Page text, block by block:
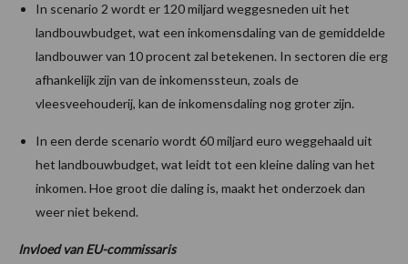
In scenario 2 wordt er 120 miljard weggesneden uit het
landbouwbudget, wat een inkomensdaling van de gemiddelde
landbouwer van 10 procent zal betekenen. In sectoren die erg
afhankelijk zijn van de inkomenssteun, zoals de
vleesveehouderij, kan de inkomensdaling nog groter zijn.
In een derde scenario wordt 60 miljard euro weggehaald uit
het landbouwbudget, wat leidt tot een kleine daling van het
inkomen. Hoe groot die daling is, maakt het onderzoek dan
weer niet bekend.
Invloed van EU-commissaris